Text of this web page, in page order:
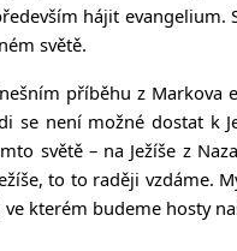
hájit
světě.
příběhu z
není možné dostat k
světě – na Ježíše z
to to raději vzdáme.
kterém budeme hosty